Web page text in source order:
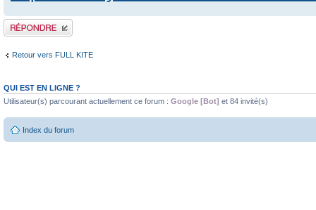
Publier une réponse
Retour vers FULL KITE
QUI EST EN LIGNE ?
Utilisateur(s) parcourant actuellement ce forum : Google [Bot] et 84 invité(s)
Index du forum